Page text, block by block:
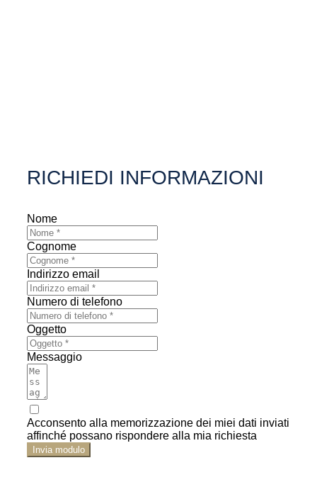
RICHIEDI INFORMAZIONI
Nome
Cognome
Indirizzo email
Numero di telefono
Oggetto
Messaggio
Acconsento alla memorizzazione dei miei dati inviati
affinché possano rispondere alla mia richiesta
Invia modulo